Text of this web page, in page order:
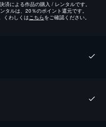
による作品の購入 / レンタルです。
タルは、20％のポイント還元です。
くわしくはこちらをご確認ください。